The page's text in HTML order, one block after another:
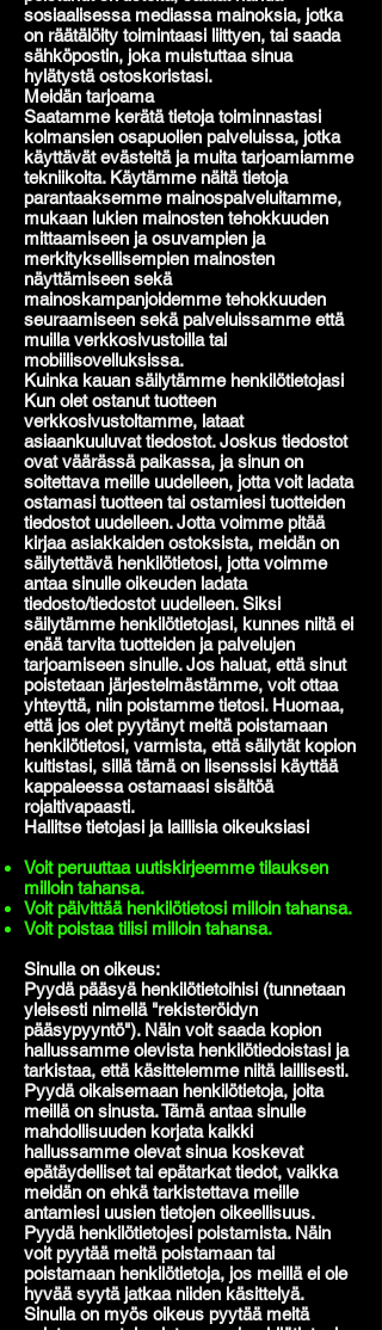
sosiaalisessa mediassa mainoksia, jotka
on räätälöity toimintaasi liittyen, tai saada
sähköpostin, joka muistuttaa sinua
hylätystä ostoskoristasi.
Meidän tarjoama
Saatamme kerätä tietoja toiminnastasi
kolmansien osapuolien palveluissa, jotka
käyttävät evästeitä ja muita tarjoamiamme
tekniikoita. Käytämme näitä tietoja
parantaaksemme mainospalveluitamme,
mukaan lukien mainosten tehokkuuden
mittaamiseen ja osuvampien ja
merkityksellisempien mainosten
näyttämiseen sekä
mainoskampanjoidemme tehokkuuden
seuraamiseen sekä palveluissamme että
muilla verkkosivustoilla tai
mobiilisovelluksissa.
Kuinka kauan säilytämme henkilötietojasi
Kun olet ostanut tuotteen
verkkosivustoltamme, lataat
asiaankuuluvat tiedostot. Joskus tiedostot
ovat väärässä paikassa, ja sinun on
soitettava meille uudelleen, jotta voit ladata
ostamasi tuotteen tai ostamiesi tuotteiden
tiedostot uudelleen. Jotta voimme pitää
kirjaa asiakkaiden ostoksista, meidän on
säilytettävä henkilötietosi, jotta voimme
antaa sinulle oikeuden ladata
tiedosto/tiedostot uudelleen. Siksi
säilytämme henkilötietojasi, kunnes niitä ei
enää tarvita tuotteiden ja palvelujen
tarjoamiseen sinulle. Jos haluat, että sinut
poistetaan järjestelmästämme, voit ottaa
yhteyttä, niin poistamme tietosi. Huomaa,
että jos olet pyytänyt meitä poistamaan
henkilötietosi, varmista, että säilytät kopion
kuitistasi, sillä tämä on lisenssisi käyttää
kappaleessa ostamaasi sisältöä
rojaltivapaasti.
Hallitse tietojasi ja laillisia oikeuksiasi
Voit peruuttaa uutiskirjeemme tilauksen
milloin tahansa.
Voit päivittää henkilötietosi milloin tahansa.
Voit poistaa tilisi milloin tahansa.
Sinulla on oikeus:
Pyydä pääsyä henkilötietoihisi (tunnetaan
yleisesti nimellä "rekisteröidyn
pääsypyyntö"). Näin voit saada kopion
hallussamme olevista henkilötiedoistasi ja
tarkistaa, että käsittelemme niitä laillisesti.
Pyydä oikaisemaan henkilötietoja, joita
meillä on sinusta. Tämä antaa sinulle
mahdollisuuden korjata kaikki
hallussamme olevat sinua koskevat
epätäydelliset tai epätarkat tiedot, vaikka
meidän on ehkä tarkistettava meille
antamiesi uusien tietojen oikeellisuus.
Pyydä henkilötietojesi poistamista. Näin
voit pyytää meitä poistamaan tai
poistamaan henkilötietoja, jos meillä ei ole
hyvää syytä jatkaa niiden käsittelyä.
Sinulla on myös oikeus pyytää meitä